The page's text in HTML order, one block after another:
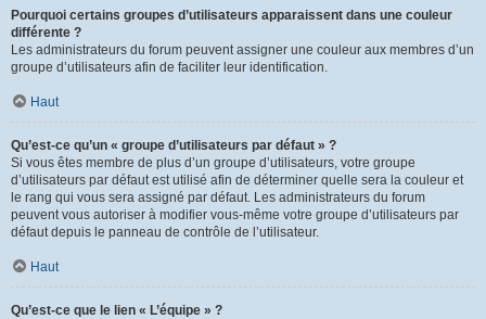
Pourquoi certains groupes d’utilisateurs apparaissent dans une couleur
différente ?
Les administrateurs du forum peuvent assigner une couleur aux membres d’un
groupe d’utilisateurs afin de faciliter leur identification.
Haut
Qu’est-ce qu’un « groupe d’utilisateurs par défaut » ?
Si vous êtes membre de plus d’un groupe d’utilisateurs, votre groupe
d’utilisateurs par défaut est utilisé afin de déterminer quelle sera la couleur et
le rang qui vous sera assigné par défaut. Les administrateurs du forum
peuvent vous autoriser à modifier vous-même votre groupe d’utilisateurs par
défaut depuis le panneau de contrôle de l’utilisateur.
Haut
Qu’est-ce que le lien « L’équipe » ?